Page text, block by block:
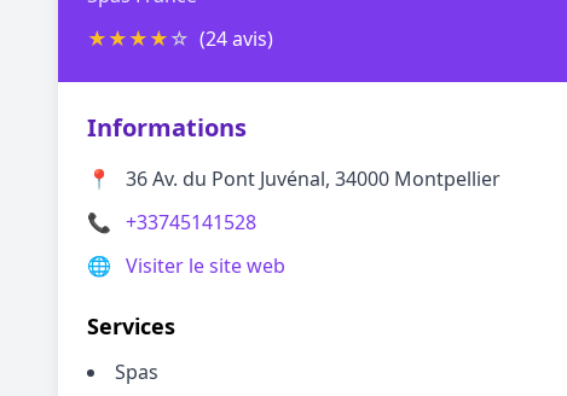
★★★★☆ (24 avis)
Informations
📍
36 Av. du Pont Juvénal, 34000 Montpellier
📞 +33745141528
🌐 Visiter le site web
Services
Spas